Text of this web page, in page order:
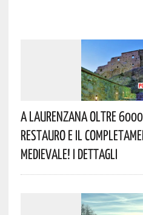
A Laurenzana Oltre
Restauro E Il
Medievale! I Dettagli